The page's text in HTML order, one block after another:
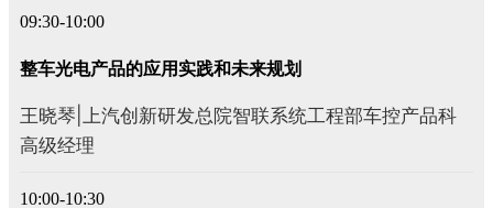
09:30-10:00
整车光电产品的应用实践和未来规划
王晓琴|上汽创新研发总院智联系统工程部车控产品科
高级经理
10:00-10:30